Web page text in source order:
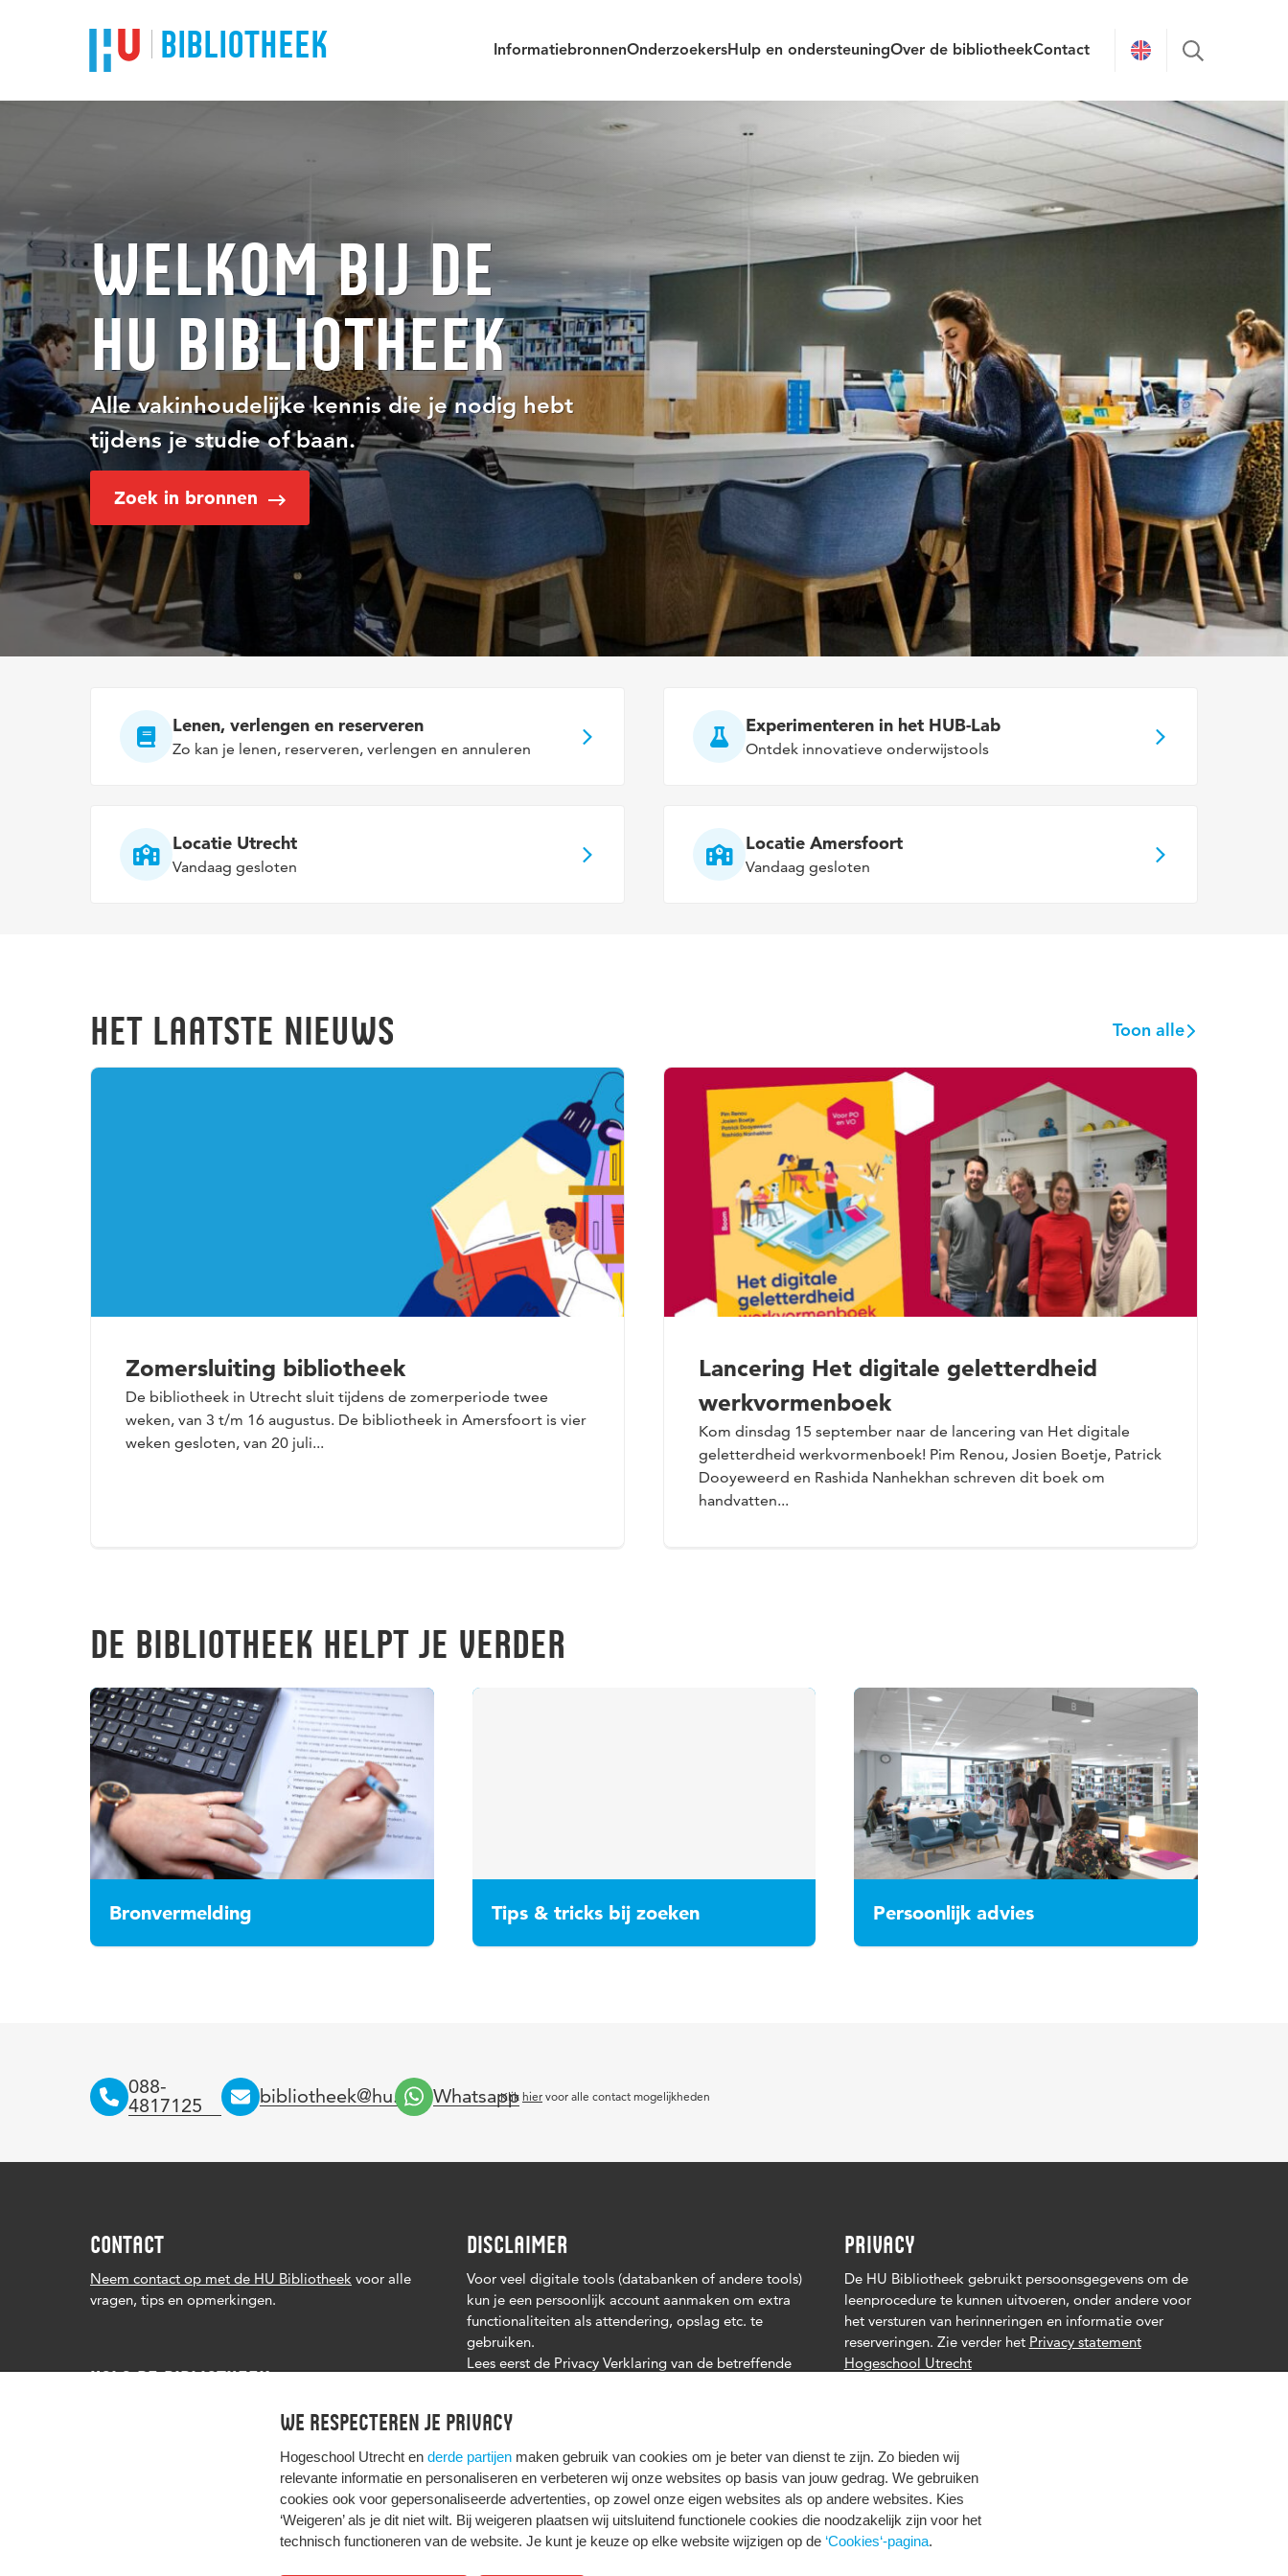
We respecteren je privacy
Hogeschool Utrecht en derde partijen maken gebruik van cookies om je beter van dienst te zijn. Zo bieden wij
relevante informatie en personaliseren en verbeteren wij onze websites op basis van jouw gedrag. We gebruiken
cookies ook voor gepersonaliseerde advertenties, op zowel onze eigen websites als op andere websites. Kies
‘Weigeren’ als je dit niet wilt. Bij weigeren plaatsen wij uitsluitend functionele cookies die noodzakelijk zijn voor het
technisch functioneren van de website. Je kunt je keuze op elke website wijzigen op de ‘Cookies‘-pagina.
BIBLIOTHEEK InformatiebronnenOnderzoekersHulp en ondersteuningOver de bibliotheekContact
WELKOM BIJ DE
HU BIBLIOTHEEK
Alle vakinhoudelijke kennis die je nodig hebt
tijdens je studie of baan.
Zoek in bronnen
Lenen, verlengen en reserveren
Zo kan je lenen, reserveren, verlengen en annuleren
Experimenteren in het HUB-Lab
Ontdek innovatieve onderwijstools
Locatie Utrecht
Vandaag gesloten
Locatie Amersfoort
Vandaag gesloten
HET LAATSTE NIEUWS Toon alle
Zomersluiting bibliotheek
De bibliotheek in Utrecht sluit tijdens de zomerperiode twee
weken, van 3 t/m 16 augustus. De bibliotheek in Amersfoort is vier
weken gesloten, van 20 juli...
Lancering Het digitale geletterdheid
werkvormenboek
Kom dinsdag 15 september naar de lancering van Het digitale
geletterdheid werkvormenboek! Pim Renou, Josien Boetje, Patrick
Dooyeweerd en Rashida Nanhekhan schreven dit boek om
handvatten...
DE BIBLIOTHEEK HELPT JE VERDER
Bronvermelding Tips & tricks bij zoeken Persoonlijk advies
088-
4817125
bibliotheek@hu.nl Whatsapp
Klik hier voor alle contact mogelijkheden
CONTACT
Neem contact op met de HU Bibliotheek voor alle
vragen, tips en opmerkingen.
VOLG DE BIBLIOTHEEK
DISCLAIMER
Voor veel digitale tools (databanken of andere tools)
kun je een persoonlijk account aanmaken om extra
functionaliteiten als attendering, opslag etc. te
gebruiken.
Lees eerst de Privacy Verklaring van de betreffende
PRIVACY
De HU Bibliotheek gebruikt persoonsgegevens om de
leenprocedure te kunnen uitvoeren, onder andere voor
het versturen van herinneringen en informatie over
reserveringen. Zie verder het Privacy statement
Hogeschool Utrecht
HIER KOMT ALLES SAMEN